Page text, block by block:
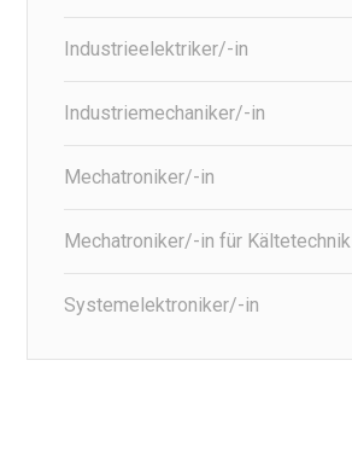
Industrieelektriker/-in
Industriemechaniker/-in
Mechatroniker/-in
Mechatroniker/-in für Kältetechnik
Systemelektroniker/-in